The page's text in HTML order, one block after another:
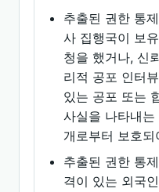
추출된 권한 통
사 집행국이 보
청을 했거나, 신
리적 공포 인터
있는 공포 또는
사실을 나타내
개로부터 보호되
추출된 권한 통
격이 있는 외국